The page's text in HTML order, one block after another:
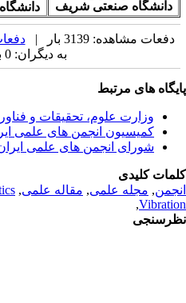
صنعتی شریف
دانشگاه
3139 بار | دفعات چاپ: 388 بار
به دیگران: 0 بار |
0 نظر
مرتبط
علوم، تحقیقات و فناوری
انجمن های علمی ایران
انجمن های علمی ایران
علمی,مقاله علمی,
Acoustics
,
,